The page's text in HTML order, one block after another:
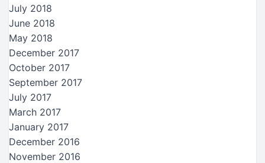
July 2018
June 2018
May 2018
December 2017
October 2017
September 2017
July 2017
March 2017
January 2017
December 2016
November 2016